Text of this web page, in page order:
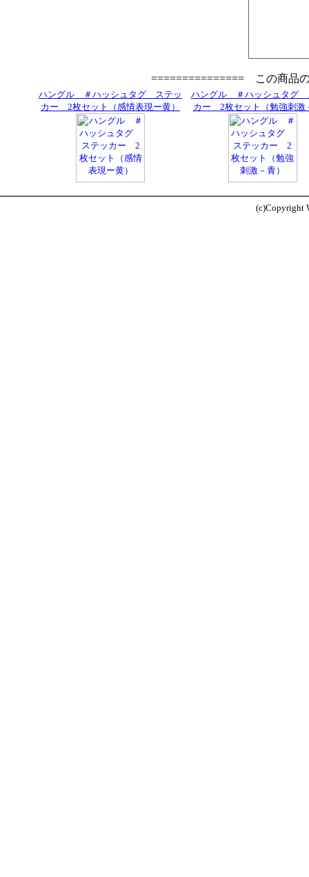
=============== この商品
ハングル ＃ハッシュタグ ステッ
カー 2枚セット（感情表現ー黄）
ハングル ＃ハッシュタグ
カー 2枚セット（勉強刺激
(c)Copyright